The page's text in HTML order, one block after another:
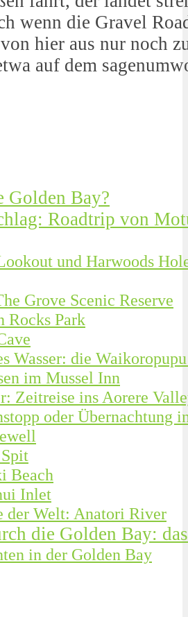
wenn die Gravel
hier aus nur noch
auf dem
Golden Bay?
Roadtrip von
und Harwoods
Grove Scenic Reserve
Rocks Park
Wasser: die
im Mussel Inn
Zeitreise ins Aorere
oder Übernachtung
Beach
Inlet
der Welt: Anatori River
die Golden Bay:
in der Golden Bay